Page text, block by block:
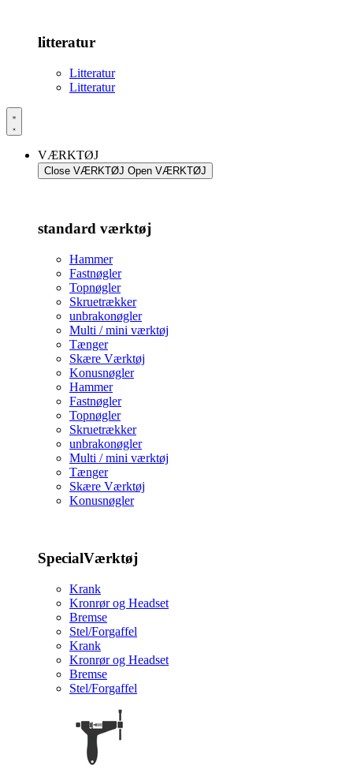
litteratur
Litteratur
Litteratur
VÆRKTØJ
Close VÆRKTØJ Open VÆRKTØJ
standard værktøj
Hammer
Fastnøgler
Topnøgler
Skruetrækker
unbrakonøgler
Multi / mini værktøj
Tænger
Skære Værktøj
Konusnøgler
Hammer
Fastnøgler
Topnøgler
Skruetrækker
unbrakonøgler
Multi / mini værktøj
Tænger
Skære Værktøj
Konusnøgler
SpecialVærktøj
Krank
Kronrør og Headset
Bremse
Stel/Forgaffel
Krank
Kronrør og Headset
Bremse
Stel/Forgaffel